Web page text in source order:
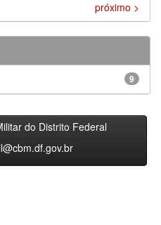
próximo >
9
do Distrito Federal